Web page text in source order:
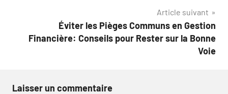
Article suivant
Éviter les Pièges Communs en Gestion
Financière: Conseils pour Rester sur la Bonne
Voie
Laisser un commentaire